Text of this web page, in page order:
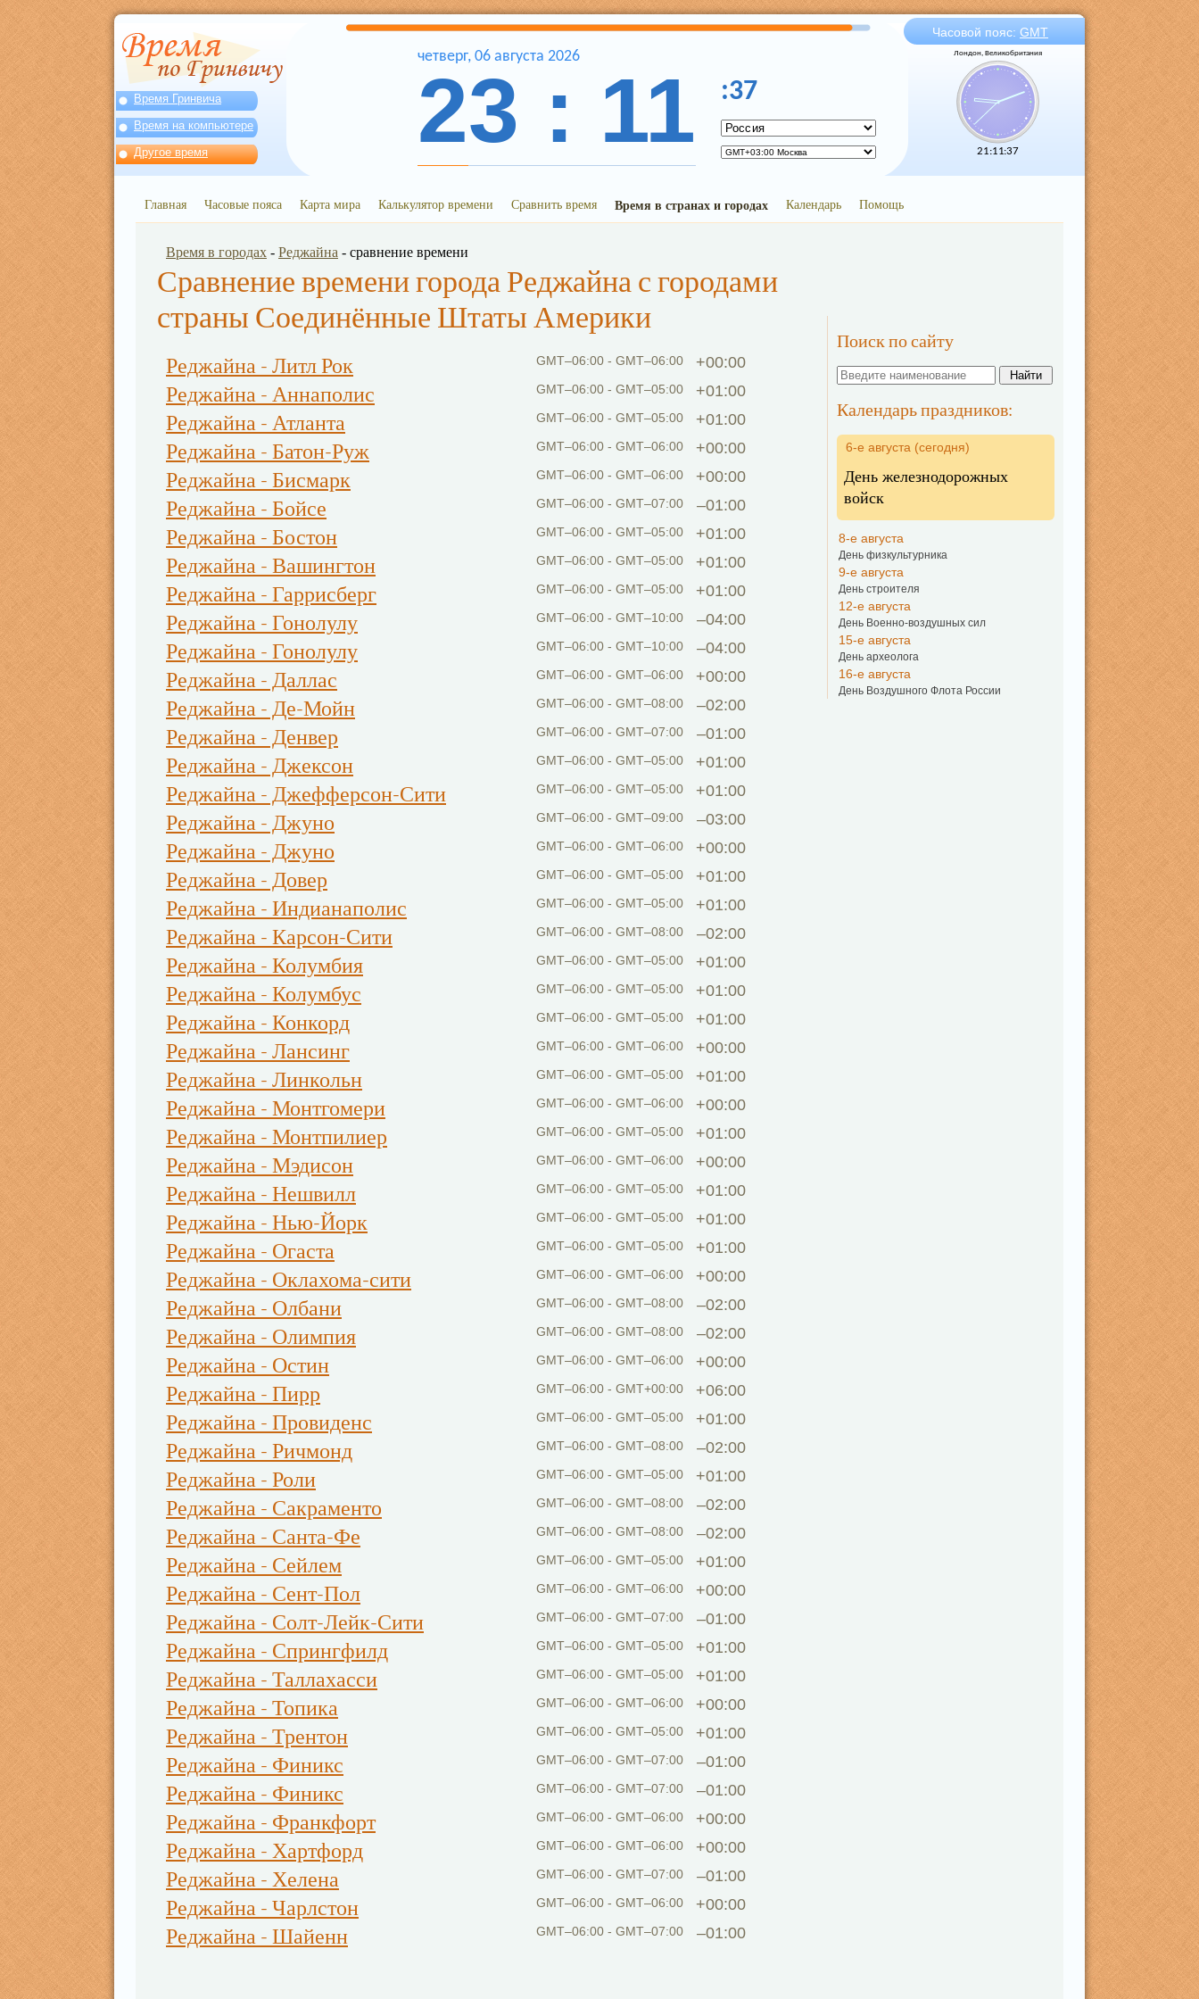
Время Гринвича
Время на компьютере
Другое время
Часовой пояс: GMT
Лондон, Великобритания
21:11:38
четверг, 06 августа 2026
23 : 11 :38
Главная Часовые пояса Карта мира Калькулятор времени Сравнить время Время в странах и городах Календарь Помощь
Поиск по сайту
Календарь праздников:
6-е августа (сегодня)
День железнодорожных
войск
8-е августа
День физкультурника
9-е августа
День строителя
12-е августа
День Военно-воздушных сил
15-е августа
День археолога
16-е августа
День Воздушного Флота России
Время в городах - Реджайна - сравнение времени
Сравнение времени города Реджайна с городами
страны Соединённые Штаты Америки
+00:00
GMT–06:00 - GMT–06:00
Реджайна - Литл Рок
+01:00
GMT–06:00 - GMT–05:00
Реджайна - Аннаполис
+01:00
GMT–06:00 - GMT–05:00
Реджайна - Атланта
+00:00
GMT–06:00 - GMT–06:00
Реджайна - Батон-Руж
+00:00
GMT–06:00 - GMT–06:00
Реджайна - Бисмарк
–01:00
GMT–06:00 - GMT–07:00
Реджайна - Бойсе
+01:00
GMT–06:00 - GMT–05:00
Реджайна - Бостон
+01:00
GMT–06:00 - GMT–05:00
Реджайна - Вашингтон
+01:00
GMT–06:00 - GMT–05:00
Реджайна - Гаррисберг
–04:00
GMT–06:00 - GMT–10:00
Реджайна - Гонолулу
–04:00
GMT–06:00 - GMT–10:00
Реджайна - Гонолулу
+00:00
GMT–06:00 - GMT–06:00
Реджайна - Даллас
–02:00
GMT–06:00 - GMT–08:00
Реджайна - Де-Мойн
–01:00
GMT–06:00 - GMT–07:00
Реджайна - Денвер
+01:00
GMT–06:00 - GMT–05:00
Реджайна - Джексон
+01:00
GMT–06:00 - GMT–05:00
Реджайна - Джефферсон-Сити
–03:00
GMT–06:00 - GMT–09:00
Реджайна - Джуно
+00:00
GMT–06:00 - GMT–06:00
Реджайна - Джуно
+01:00
GMT–06:00 - GMT–05:00
Реджайна - Довер
+01:00
GMT–06:00 - GMT–05:00
Реджайна - Индианаполис
–02:00
GMT–06:00 - GMT–08:00
Реджайна - Карсон-Сити
+01:00
GMT–06:00 - GMT–05:00
Реджайна - Колумбия
+01:00
GMT–06:00 - GMT–05:00
Реджайна - Колумбус
+01:00
GMT–06:00 - GMT–05:00
Реджайна - Конкорд
+00:00
GMT–06:00 - GMT–06:00
Реджайна - Лансинг
+01:00
GMT–06:00 - GMT–05:00
Реджайна - Линкольн
+00:00
GMT–06:00 - GMT–06:00
Реджайна - Монтгомери
+01:00
GMT–06:00 - GMT–05:00
Реджайна - Монтпилиер
+00:00
GMT–06:00 - GMT–06:00
Реджайна - Мэдисон
+01:00
GMT–06:00 - GMT–05:00
Реджайна - Нешвилл
+01:00
GMT–06:00 - GMT–05:00
Реджайна - Нью-Йорк
+01:00
GMT–06:00 - GMT–05:00
Реджайна - Огаста
+00:00
GMT–06:00 - GMT–06:00
Реджайна - Оклахома-сити
–02:00
GMT–06:00 - GMT–08:00
Реджайна - Олбани
–02:00
GMT–06:00 - GMT–08:00
Реджайна - Олимпия
+00:00
GMT–06:00 - GMT–06:00
Реджайна - Остин
+06:00
GMT–06:00 - GMT+00:00
Реджайна - Пирр
+01:00
GMT–06:00 - GMT–05:00
Реджайна - Провиденс
–02:00
GMT–06:00 - GMT–08:00
Реджайна - Ричмонд
+01:00
GMT–06:00 - GMT–05:00
Реджайна - Роли
–02:00
GMT–06:00 - GMT–08:00
Реджайна - Сакраменто
–02:00
GMT–06:00 - GMT–08:00
Реджайна - Санта-Фе
+01:00
GMT–06:00 - GMT–05:00
Реджайна - Сейлем
+00:00
GMT–06:00 - GMT–06:00
Реджайна - Сент-Пол
–01:00
GMT–06:00 - GMT–07:00
Реджайна - Солт-Лейк-Сити
+01:00
GMT–06:00 - GMT–05:00
Реджайна - Спрингфилд
+01:00
GMT–06:00 - GMT–05:00
Реджайна - Таллахасси
+00:00
GMT–06:00 - GMT–06:00
Реджайна - Топика
+01:00
GMT–06:00 - GMT–05:00
Реджайна - Трентон
–01:00
GMT–06:00 - GMT–07:00
Реджайна - Финикс
–01:00
GMT–06:00 - GMT–07:00
Реджайна - Финикс
+00:00
GMT–06:00 - GMT–06:00
Реджайна - Франкфорт
+00:00
GMT–06:00 - GMT–06:00
Реджайна - Хартфорд
–01:00
GMT–06:00 - GMT–07:00
Реджайна - Хелена
+00:00
GMT–06:00 - GMT–06:00
Реджайна - Чарлстон
–01:00
GMT–06:00 - GMT–07:00
Реджайна - Шайенн